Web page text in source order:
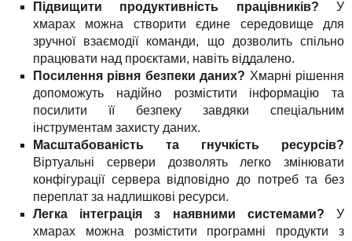
Підвищити продуктивність працівників? У
хмарах можна створити єдине середовище для
зручної взаємодії команди, що дозволить спільно
працювати над проєктами, навіть віддалено.
Посилення рівня безпеки даних? Хмарні рішення
допоможуть надійно розмістити інформацію та
посилити її безпеку завдяки спеціальним
інструментам захисту даних.
Масштабованість та гнучкість ресурсів?
Віртуальні сервери дозволять легко змінювати
конфігурації сервера відповідно до потреб та без
переплат за надлишкові ресурси.
Легка інтеграція з наявними системами? У
хмарах можна розмістити програмні продукти з